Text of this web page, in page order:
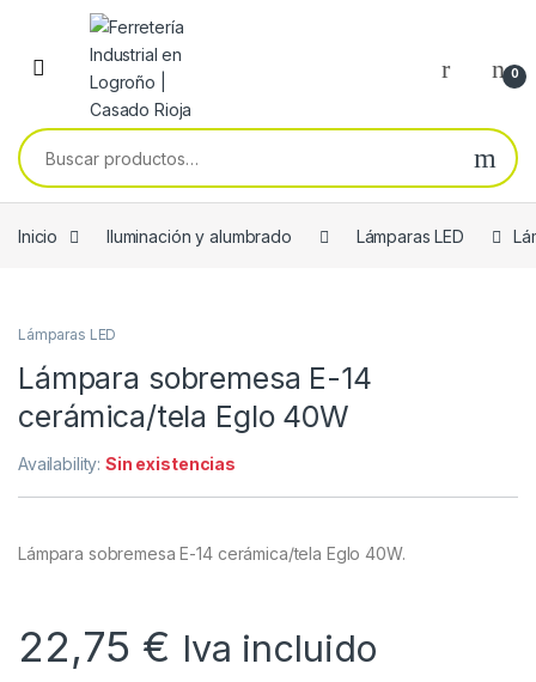
Skip to navigation
Skip to content
0
Buscar por:
Inicio Iluminación y alumbrado Lámparas LED
Lámparas LED
Lámpara sobremesa E-14
cerámica/tela Eglo 40W
Availability:Sin existencias
Lámpara sobremesa E-14 cerámica/tela Eglo 40W.
22,75 € Iva incluido